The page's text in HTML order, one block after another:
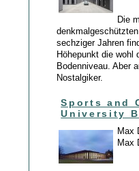
Die
sechziger Jahren
Höhepunkt die wohl
Bodenniveau. Aber
Nostalgiker.
Sports and
University
Max
Max